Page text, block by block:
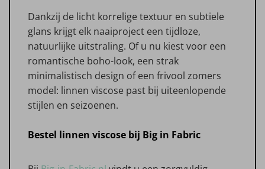
Dankzij de licht korrelige textuur en subtiele
glans krijgt elk naaiproject een tijdloze,
natuurlijke uitstraling. Of u nu kiest voor een
romantische boho-look, een strak
minimalistisch design of een frivool zomers
model: linnen viscose past bij uiteenlopende
stijlen en seizoenen.
Bestel linnen viscose bij Big in Fabric